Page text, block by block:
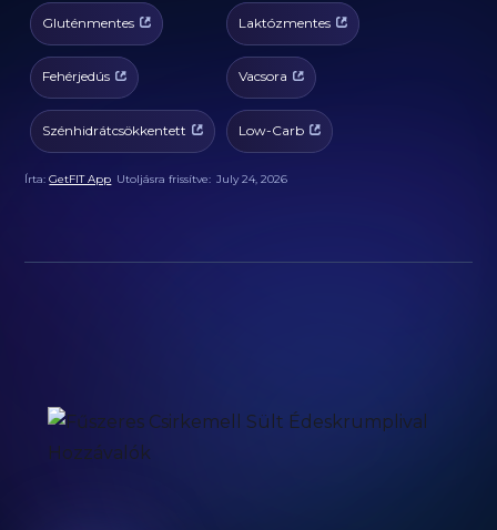
Gluténmentes Laktózmentes
Fehérjedús Vacsora
Szénhidrátcsökkentett Low-Carb
Írta:GetFIT App Utoljásra frissítve: July 24, 2026